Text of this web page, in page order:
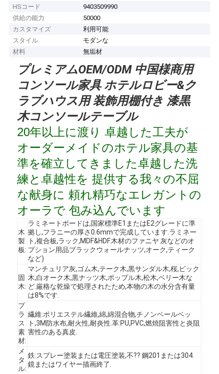
HSコード
9403509990
供給の能力
50000
カスタマイズ
利用可能
スタイル
モダンな
材料
無垢材
プレミアムOEM/ODM 中国様商用
コンソール家具 ホテルロビー&ク
ラブハウス用 装飾用棚付き 漆黒
木コンソールテーブル
20年以上に渡り 卓越した工夫が
オーダーメイドのホテル家具の基
準を確立してきました卓越した洗
練と卓越性を 提供する我々の不屈
な献身に 頼れ精巧なエレガントの
オーラで 包み込んでいます
木
製
板:
ラミネートボードは,国家標準E1またはE2グレードに準
拠し,フラニーの厚さ0.6mmで完成しています.ラミネー
ト,複合板,ラック,MDF&HDF.木材のファニヤ 灰などのオ
プション用品ブラックウォールナッツ,オーク,ティーク
など)
固
木:
マンチュリア灰,ゴム木,テーク木,黒サンダル木,桜,ビック
木,白オーク木,黒ナッツ木,ポップル木,松木,ベリー木な
ど.厳格な乾燥で処理されたため,本物の木の水分含有量
は8%です.
プ
ラ
ス
素
材:
繊維:ポリエステル繊維,綿,綿混合物,チノンベールベッ
ト,3M防水布,耐火性,耐炎性.革:PU,PVC,燃焼阻害性と炎阻
害性のある真皮.
メ
タ
ル:
鉄:スプレー塗装または電圧塗装,不?? 鋼201または304.
鏡またはワイヤー描画終了.